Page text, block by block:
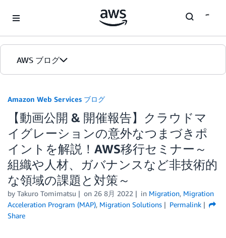
AWS ブログ
カテゴリ
エディション
Amazon Web Services ブログ
【動画公開 & 開催報告】クラウドマ
イグレーションの意外なつまづきポ
イントを解説！AWS移行セミナー～
組織や人材、ガバナンスなど非技術的
な領域の課題と対策～
by Takuro Tomimatsu on 26 8月 2022 in Migration, Migration
Acceleration Program (MAP), Migration Solutions
Permalink
Share